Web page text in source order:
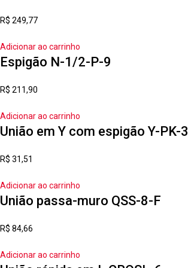
R$ 249,77
Adicionar ao carrinho
Espigão N-1/2-P-9
R$ 211,90
Adicionar ao carrinho
União em Y com espigão Y-PK-3
R$ 31,51
Adicionar ao carrinho
União passa-muro QSS-8-F
R$ 84,66
Adicionar ao carrinho